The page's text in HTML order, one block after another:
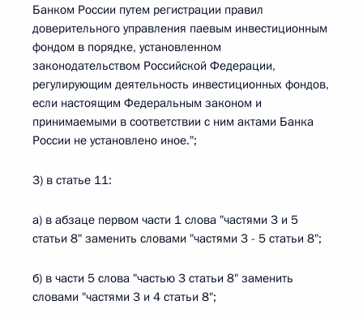
Банком России путем регистрации правил
доверительного управления паевым инвестиционным
фондом в порядке, установленном
законодательством Российской Федерации,
регулирующим деятельность инвестиционных фондов,
если настоящим Федеральным законом и
принимаемыми в соответствии с ним актами Банка
России не установлено иное.";
3) в статье 11:
а) в абзаце первом части 1 слова "частями 3 и 5
статьи 8" заменить словами "частями 3 - 5 статьи 8";
б) в части 5 слова "частью 3 статьи 8" заменить
словами "частями 3 и 4 статьи 8";